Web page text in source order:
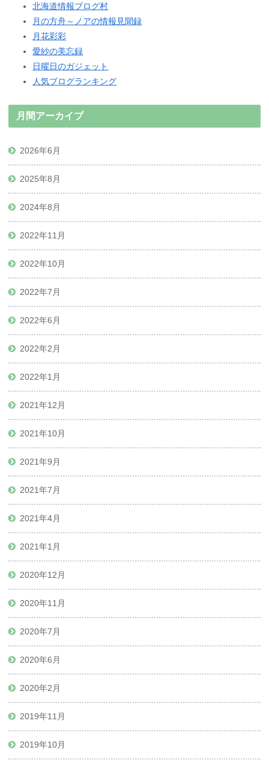
北海道情報ブログ村
月の方舟～ノアの情報見聞録
月花彩彩
愛紗の美忘録
日曜日のガジェット
人気ブログランキング
月間アーカイブ
2026年6月
2025年8月
2024年8月
2022年11月
2022年10月
2022年7月
2022年6月
2022年2月
2022年1月
2021年12月
2021年10月
2021年9月
2021年7月
2021年4月
2021年1月
2020年12月
2020年11月
2020年7月
2020年6月
2020年2月
2019年11月
2019年10月